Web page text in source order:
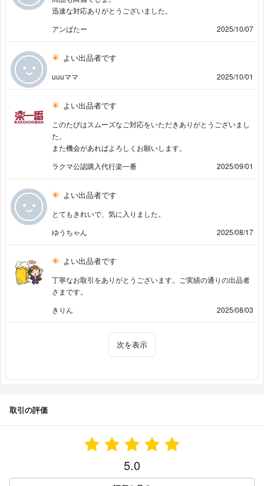
迅速な対応ありがとうございました。
アンばたー
2025/10/07
よい出品者です
uuuママ 2025/10/01
よい出品者です
このたびはスムーズなご対応をいただきありがとうございまし
た。
また機会があればよろしくお願いします。
ラクマ公認購入代行楽一番
2025/09/01
よい出品者です
とてもきれいで、気に入りました。
ゆうちゃん
2025/08/17
よい出品者です
丁寧なお取引をありがとうございます。ご実績の通りの出品者
さまです。
きりん
2025/08/03
次を表示
取引の評価
5.0